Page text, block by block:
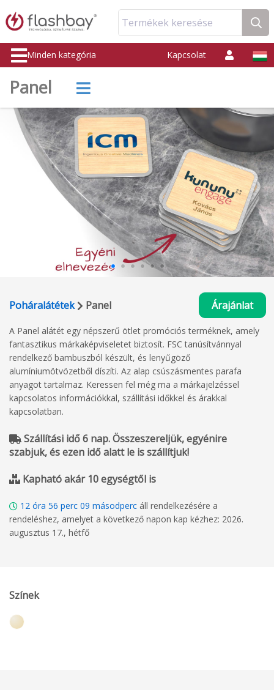
Termékek keresése
Minden kategória Kapcsolat
Panel
Poháralátétek Panel Árajánlat
A Panel alátét egy népszerű ötlet promóciós terméknek, amely
fantasztikus márkaképviseletet biztosít. FSC tanúsítvánnyal
rendelkező bambuszból készült, és lenyűgöző
alumíniumötvözetből díszíti. Az alap csúszásmentes parafa
anyagot tartalmaz. Keressen fel még ma a márkajelzéssel
kapcsolatos információkkal, szállítási időkkel és árakkal
kapcsolatban.
Szállítási idő 6 nap. Összeszereljük, egyénire
szabjuk, és ezen idő alatt le is szállítjuk!
Kapható akár 10 egységtől is
12 óra 56 perc 08 másodperc áll rendelkezésére a
rendeléshez, amelyet a következő napon kap kézhez: 2026.
augusztus 17., hétfő
Színek